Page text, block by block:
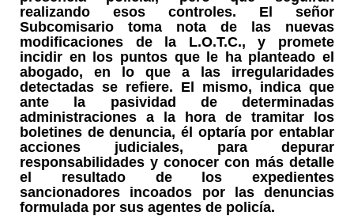
realizando esos controles. El señor
Subcomisario toma nota de las nuevas
modificaciones de la L.O.T.C., y promete
incidir en los puntos que le ha planteado el
abogado, en lo que a las irregularidades
detectadas se refiere. El mismo, indica que
ante la pasividad de determinadas
administraciones a la hora de tramitar los
boletines de denuncia, él optaría por entablar
acciones judiciales, para depurar
responsabilidades y conocer con más detalle
el resultado de los expedientes
sancionadores incoados por las denuncias
formulada por sus agentes de policía.